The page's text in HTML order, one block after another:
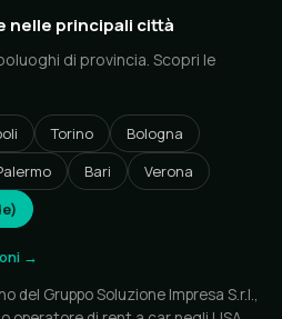
nelle principali città
di provincia. Scopri le
Torino
Bologna
Bari
Verona
→
del Gruppo Soluzione Impresa S.r.l.,